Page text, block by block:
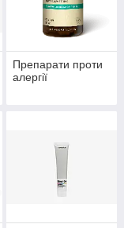
Препарати проти
алергії